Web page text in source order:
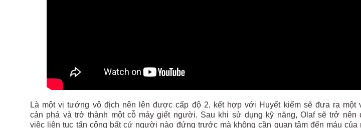
Là một vị tướng vô địch nên lên được cấp độ 2, kết hợp với Huyết kiếm sẽ đưa ra một
cản phá và trở thành một cỗ máy giết người. Sau khi sử dụng kỹ năng, Olaf sẽ trở nên
việc liên tục tấn công bất cứ người nào đứng trước mà không cần quan tâm đến máu của